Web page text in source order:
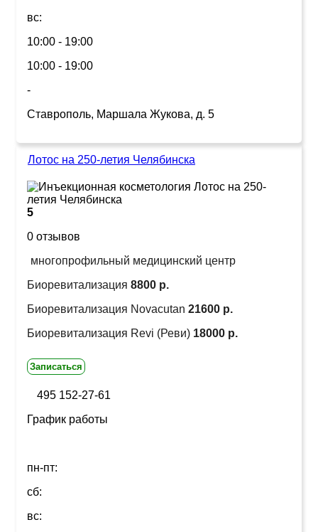
вс:
10:00 - 19:00
10:00 - 19:00
-
Ставрополь, Маршала Жукова, д. 5
Лотос на 250-летия Челябинска
5
0 отзывов
многопрофильный медицинский центр
Биоревитализация 8800 р.
Биоревитализация Novacutan 21600 р.
Биоревитализация Revi (Реви) 18000 р.
Записаться
495 152-27-61
График работы
пн-пт:
сб:
вс: